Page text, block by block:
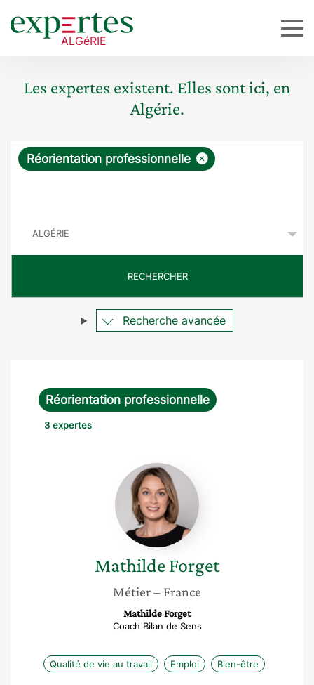
Les expertes existent. Elles sont ici, en
Algérie.
R
ê
e
×
Réorientation professionnelle
RECHERCHER
Recherche avancée
Réorientation professionnelle
3 expertes
Mathilde
Forget
MathildeForget
Métier– France
Mathilde Forget
Coach Bilan de Sens
Qualité de vie au travail Emploi Bien-être